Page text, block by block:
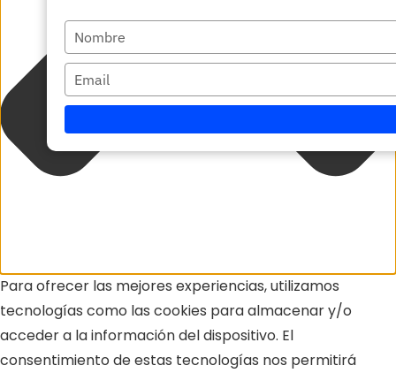
Para ofrecer las mejores experiencias, utilizamos
tecnologías como las cookies para almacenar y/o
acceder a la información del dispositivo. El
consentimiento de estas tecnologías nos permitirá
Escriba
su
nombre
Escriba
su
correo
electrónico